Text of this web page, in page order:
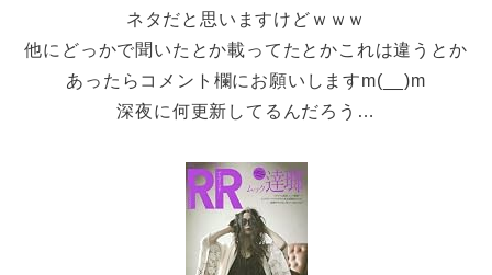
ネタだと思いますけどｗｗｗ
他にどっかで聞いたとか載ってたとかこれは違うとか
あったらコメント欄にお願いしますm(__)m
深夜に何更新してるんだろう…